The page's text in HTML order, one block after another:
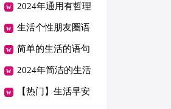
条
2024年通用有哲理
的生活语句锦集88
条
生活个性朋友圈语
句（通用130句）
简单的生活的语句
汇编89句
2024年简洁的生活
早安心语46句
【热门】生活早安